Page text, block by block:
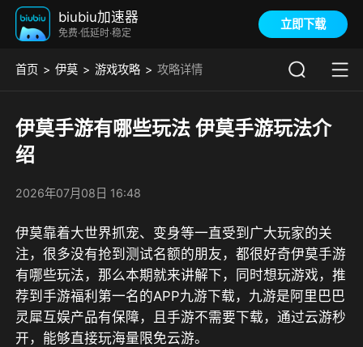
biubiu加速器
免费·低延时·稳定
立即下载
首页 伊莫 游戏攻略 攻略详情
伊莫手游有哪些玩法 伊莫手游玩法介
绍
2026年07月08日 16:48
伊莫靠着大世界抓宠、变身等一直受到广大玩家的关
注，很多没有抢到测试名额的朋友，都很好奇伊莫手游
有哪些玩法，那么本期就来讲解下，同时想玩游戏，推
荐到手游福利第一名的APP九游下载， 九游是阿里巴巴
灵犀互娱产品有保障，且手游不需要下载，通过云游秒
开，能够直接玩海量限免云游。